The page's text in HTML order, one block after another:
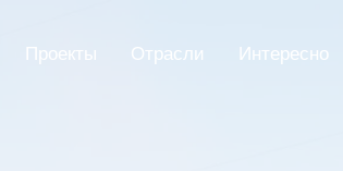
Проекты Отрасли Интересно